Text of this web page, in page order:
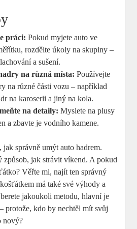
práci: Pokud myjete auto ve
rozdělte úkoly na skupiny –
a sušení.
na různá místa: Používejte
na různé části vozu – například
na karoserii a jiný na kola.
na detaily: Myslete na plusy
a zbavte je vodního kamene.
jak správně umýt auto hadrem.
jak strávit víkend. A pokud
Věřte mi, najít ten správný
má také své výhody a
jakoukoli metodu, hlavní je
protože, kdo by nechtěl mít svůj
nový?